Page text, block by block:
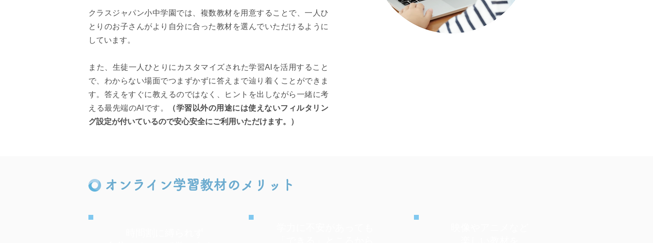
クラスジャパン小中学園では、複数教材を用意することで、一人ひ
とりのお子さんがより自分に合った教材を選んでいただけるように
しています。
また、生徒一人ひとりにカスタマイズされた学習AIを活用すること
で、わからない場面でつまずかずに答えまで辿り着くことができま
す。答えをすぐに教えるのではなく、ヒントを出しながら一緒に考
える最先端のAIです。
（学習以外の用途には使えないフィルタリン
グ設定が付いているので安心安全にご利用いただけます。）
オンライン学習教材のメリット